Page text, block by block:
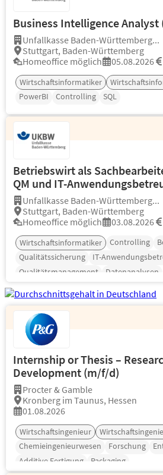
Business Intelligence
Unfallkasse Baden-Württemberg...
Stuttgart, Baden-Württemberg
Homeoffice möglich
05.08.2026
Wirtschaftsinformatiker
PowerBI
Controlling SQL
Betriebswirt als
QM und IT-
Unfallkasse Baden-Württemberg...
Stuttgart, Baden-Württemberg
Homeoffice möglich
03.08.2026
Wirtschaftsinformatiker Controlling
Qualitätssicherung
IT-
Qualitätsmanagement
Datenanalysen
Internship or Thesis –
Development (m/f/d)
Procter & Gamble
Kronberg im Taunus, Hessen
01.08.2026
Wirtschaftsingenieur
Chemieingenieurwesen
Forschung
Additive Fertigung
Packaging